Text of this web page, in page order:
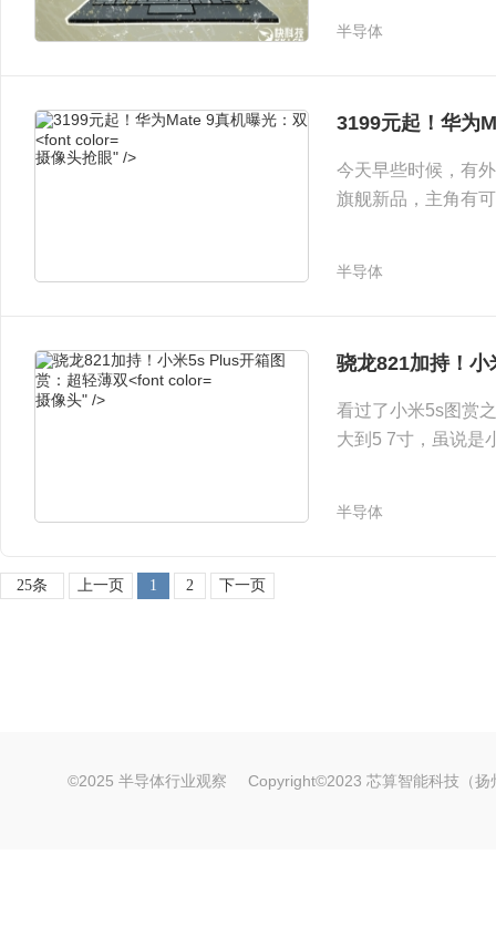
半导体
摄像头抢眼" />
3199元起！华为
今天早些时候，有
旗舰新品，主角有
半导体
摄像头" />
骁龙821加持！
看过了小米5s图赏
大到5 7寸，虽说是
半导体
25条 上一页 1 2 下一页
©2025 半导体行业观察 Copyright©2023 芯算智能科技（